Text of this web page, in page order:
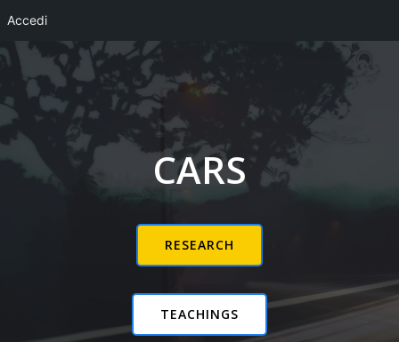
Accedi
Vai
al
contenuto
CARS
RESEARCH
TEACHINGS